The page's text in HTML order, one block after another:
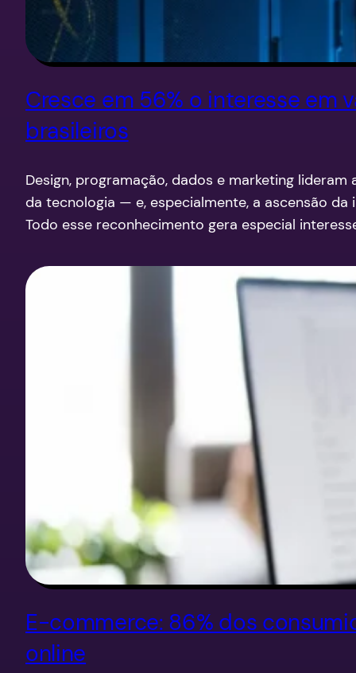
Cresce em 56% o interesse em
brasileiros
Design, programação, dados e marketing
da tecnologia — e, especialmente, a ascensão
Todo esse reconhecimento gera especial
E-commerce: 86% dos
online